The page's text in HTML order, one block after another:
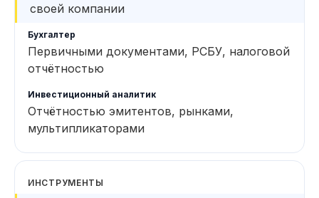
своей компании
Первичными документами, РСБУ, налоговой
отчётностью
Отчётностью эмитентов, рынками,
мультипликаторами
ИНСТРУМЕНТЫ